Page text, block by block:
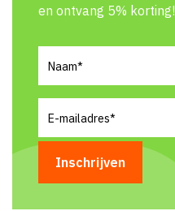
en ontvang 5% korting!
mailadres(Vereist)